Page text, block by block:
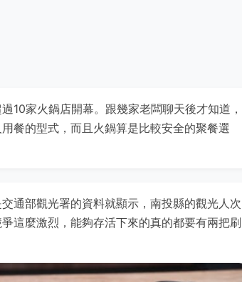
10家火鍋店開幕。跟幾家老闆聊天後才知道，
餐的型式，而且火鍋算是比較安全的聚餐選
通部觀光署的資料就顯示，南投縣的觀光人次
這麼激烈，能夠存活下來的真的都要有兩把刷